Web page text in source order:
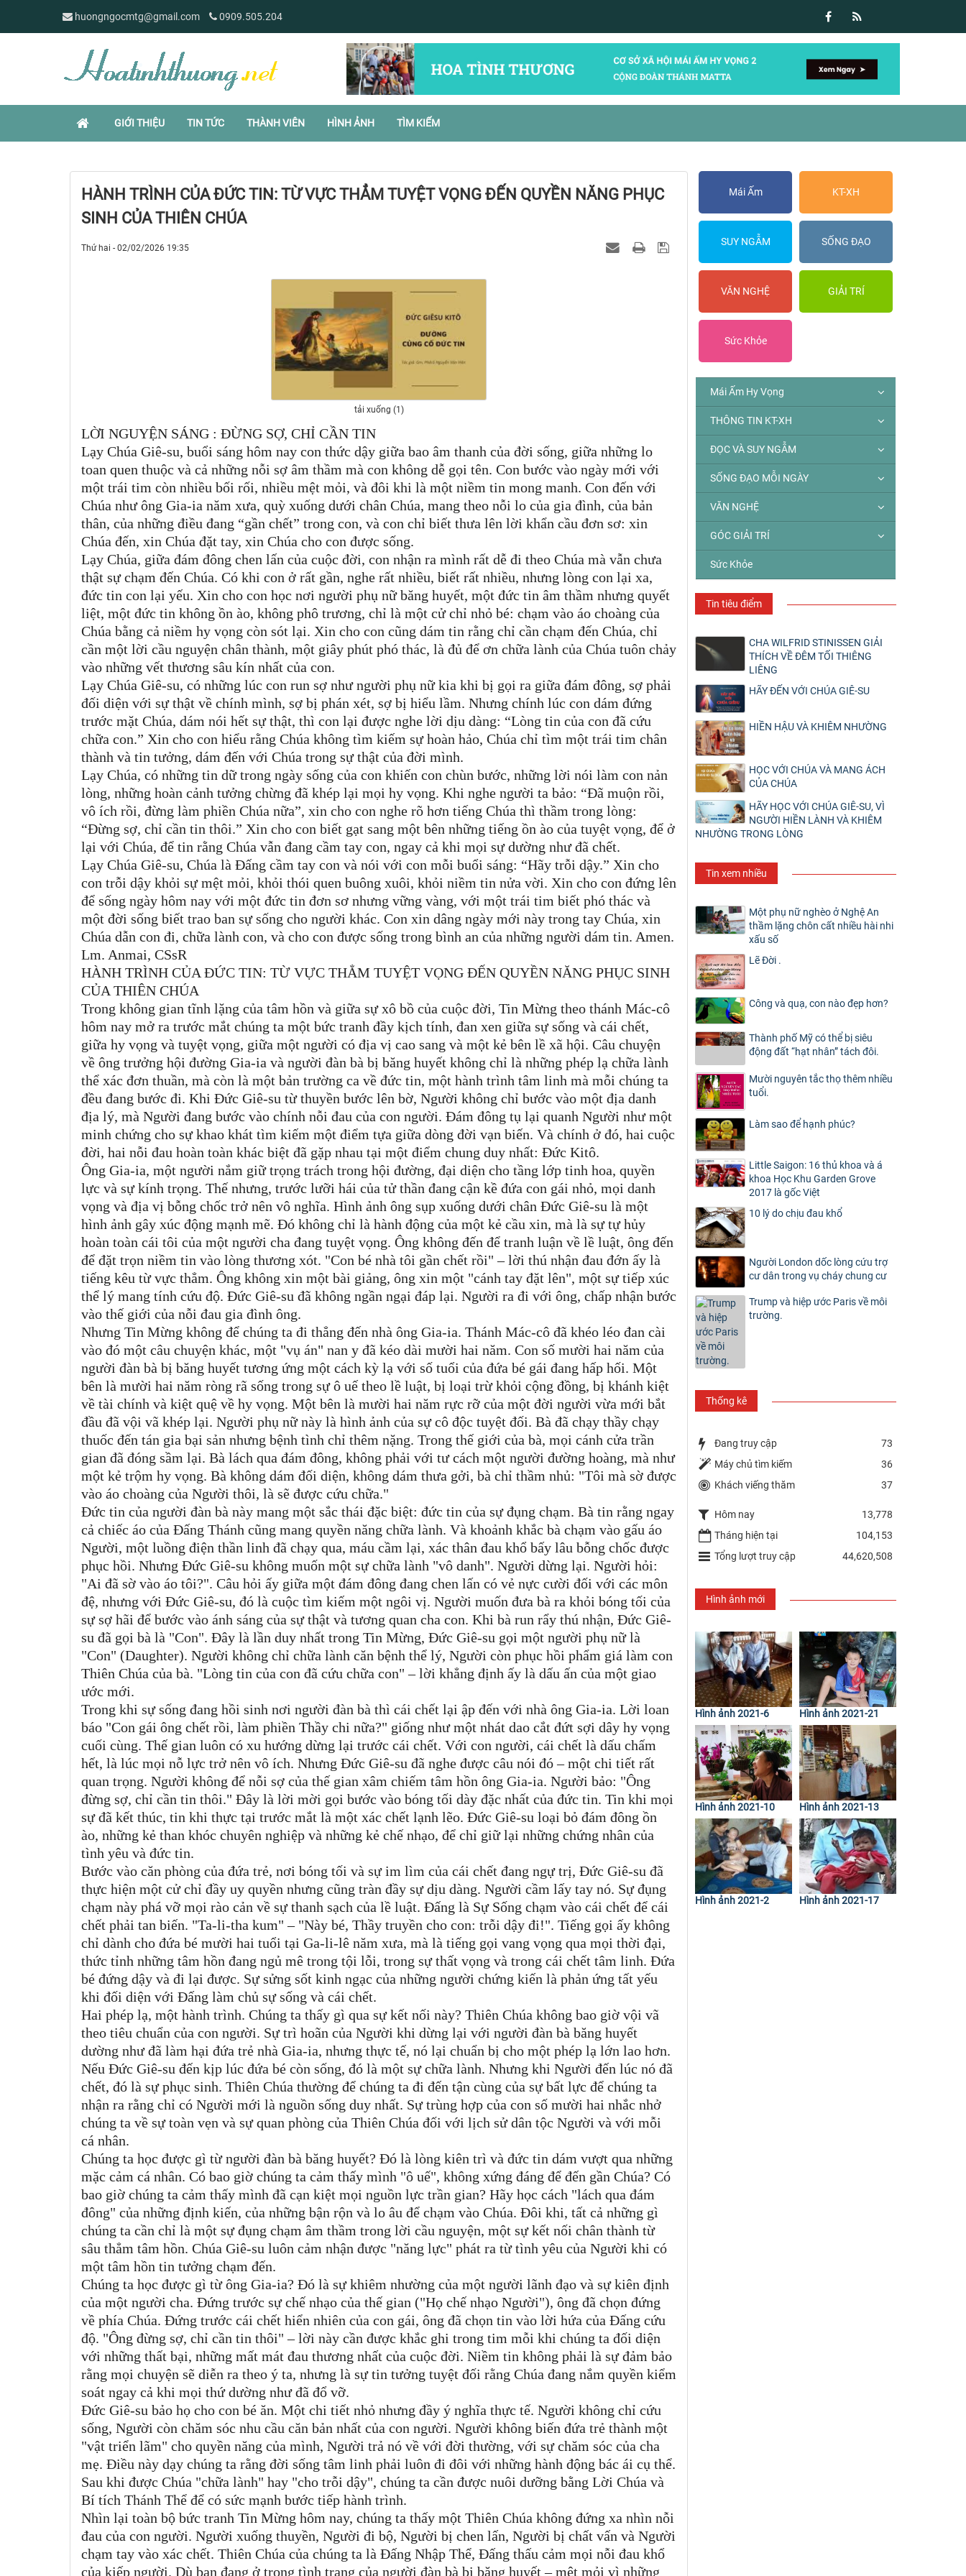
huongngocmtg@gmail.com 0909.505.204
GIỚI THIỆU TIN TỨC THÀNH VIÊN HÌNH ẢNH TÌM KIẾM
HÀNH TRÌNH CỦA ĐỨC TIN: TỪ VỰC THẲM TUYỆT VỌNG ĐẾN QUYỀN NĂNG PHỤC
SINH CỦA THIÊN CHÚA
Thứ hai - 02/02/2026 19:35
tải xuống (1)
LỜI NGUYỆN SÁNG : ĐỪNG SỢ, CHỈ CẦN TIN
Lạy Chúa Giê-su, buổi sáng hôm nay con thức dậy giữa bao âm thanh của đời sống, giữa những lo
toan quen thuộc và cả những nỗi sợ âm thầm mà con không dễ gọi tên. Con bước vào ngày mới với
một trái tim còn nhiều bối rối, nhiều mệt mỏi, và đôi khi là một niềm tin mong manh. Con đến với
Chúa như ông Gia-ia năm xưa, quỳ xuống dưới chân Chúa, mang theo nỗi lo của gia đình, của bản
thân, của những điều đang “gần chết” trong con, và con chỉ biết thưa lên lời khẩn cầu đơn sơ: xin
Chúa đến, xin Chúa đặt tay, xin Chúa cho con được sống.
Lạy Chúa, giữa đám đông chen lấn của cuộc đời, con nhận ra mình rất dễ đi theo Chúa mà vẫn chưa
thật sự chạm đến Chúa. Có khi con ở rất gần, nghe rất nhiều, biết rất nhiều, nhưng lòng con lại xa,
đức tin con lại yếu. Xin cho con học nơi người phụ nữ băng huyết, một đức tin âm thầm nhưng quyết
liệt, một đức tin không ồn ào, không phô trương, chỉ là một cử chỉ nhỏ bé: chạm vào áo choàng của
Chúa bằng cả niềm hy vọng còn sót lại. Xin cho con cũng dám tin rằng chỉ cần chạm đến Chúa, chỉ
cần một lời cầu nguyện chân thành, một giây phút phó thác, là đủ để ơn chữa lành của Chúa tuôn chảy
vào những vết thương sâu kín nhất của con.
Lạy Chúa Giê-su, có những lúc con run sợ như người phụ nữ kia khi bị gọi ra giữa đám đông, sợ phải
đối diện với sự thật về chính mình, sợ bị phán xét, sợ bị hiểu lầm. Nhưng chính lúc con dám đứng
trước mặt Chúa, dám nói hết sự thật, thì con lại được nghe lời dịu dàng: “Lòng tin của con đã cứu
chữa con.” Xin cho con hiểu rằng Chúa không tìm kiếm sự hoàn hảo, Chúa chỉ tìm một trái tim chân
thành và tin tưởng, dám đến với Chúa trong sự thật của đời mình.
Lạy Chúa, có những tin dữ trong ngày sống của con khiến con chùn bước, những lời nói làm con nản
lòng, những hoàn cảnh tưởng chừng đã khép lại mọi hy vọng. Khi nghe người ta bảo: “Đã muộn rồi,
vô ích rồi, đừng làm phiền Chúa nữa”, xin cho con nghe rõ hơn tiếng Chúa thì thầm trong lòng:
“Đừng sợ, chỉ cần tin thôi.” Xin cho con biết gạt sang một bên những tiếng ồn ào của tuyệt vọng, để ở
lại với Chúa, để tin rằng Chúa vẫn đang cầm tay con, ngay cả khi mọi sự dường như đã chết.
Lạy Chúa Giê-su, Chúa là Đấng cầm tay con và nói với con mỗi buổi sáng: “Hãy trỗi dậy.” Xin cho
con trỗi dậy khỏi sự mệt mỏi, khỏi thói quen buông xuôi, khỏi niềm tin nửa vời. Xin cho con đứng lên
để sống ngày hôm nay với một đức tin đơn sơ nhưng vững vàng, với một trái tim biết phó thác và
một đời sống biết trao ban sự sống cho người khác. Con xin dâng ngày mới này trong tay Chúa, xin
Chúa dẫn con đi, chữa lành con, và cho con được sống trong bình an của những người dám tin. Amen.
Lm. Anmai, CSsR
HÀNH TRÌNH CỦA ĐỨC TIN: TỪ VỰC THẲM TUYỆT VỌNG ĐẾN QUYỀN NĂNG PHỤC SINH
CỦA THIÊN CHÚA
Trong không gian tĩnh lặng của tâm hồn và giữa sự xô bồ của cuộc đời, Tin Mừng theo thánh Mác-cô
hôm nay mở ra trước mắt chúng ta một bức tranh đầy kịch tính, đan xen giữa sự sống và cái chết,
giữa hy vọng và tuyệt vọng, giữa một người có địa vị cao sang và một kẻ bên lề xã hội. Câu chuyện
về ông trưởng hội đường Gia-ia và người đàn bà bị băng huyết không chỉ là những phép lạ chữa lành
thể xác đơn thuần, mà còn là một bản trường ca về đức tin, một hành trình tâm linh mà mỗi chúng ta
đều đang bước đi. Khi Đức Giê-su từ thuyền bước lên bờ, Người không chỉ bước vào một địa danh
địa lý, mà Người đang bước vào chính nỗi đau của con người. Đám đông tụ lại quanh Người như một
minh chứng cho sự khao khát tìm kiếm một điểm tựa giữa dòng đời vạn biến. Và chính ở đó, hai cuộc
đời, hai nỗi đau hoàn toàn khác biệt đã gặp nhau tại một điểm chung duy nhất: Đức Kitô.
Ông Gia-ia, một người nắm giữ trọng trách trong hội đường, đại diện cho tầng lớp tinh hoa, quyền
lực và sự kính trọng. Thế nhưng, trước lưỡi hái của tử thần đang cận kề đứa con gái nhỏ, mọi danh
vọng và địa vị bỗng chốc trở nên vô nghĩa. Hình ảnh ông sụp xuống dưới chân Đức Giê-su là một
hình ảnh gây xúc động mạnh mẽ. Đó không chỉ là hành động của một kẻ cầu xin, mà là sự tự hủy
hoàn toàn cái tôi của một người cha đang tuyệt vọng. Ông không đến để tranh luận về lề luật, ông đến
để đặt trọn niềm tin vào lòng thương xót. "Con bé nhà tôi gần chết rồi" – lời thú nhận đau đớn ấy là
tiếng kêu từ vực thẳm. Ông không xin một bài giảng, ông xin một "cánh tay đặt lên", một sự tiếp xúc
thể lý mang tính cứu độ. Đức Giê-su đã không ngần ngại đáp lại. Người ra đi với ông, chấp nhận bước
vào thế giới của nỗi đau gia đình ông.
Nhưng Tin Mừng không để chúng ta đi thẳng đến nhà ông Gia-ia. Thánh Mác-cô đã khéo léo đan cài
vào đó một câu chuyện khác, một "vụ án" nan y đã kéo dài mười hai năm. Con số mười hai năm của
người đàn bà bị băng huyết tương ứng một cách kỳ lạ với số tuổi của đứa bé gái đang hấp hối. Một
bên là mười hai năm ròng rã sống trong sự ô uế theo lề luật, bị loại trừ khỏi cộng đồng, bị khánh kiệt
về tài chính và kiệt quệ về hy vọng. Một bên là mười hai năm rực rỡ của một đời người vừa mới bắt
đầu đã vội vã khép lại. Người phụ nữ này là hình ảnh của sự cô độc tuyệt đối. Bà đã chạy thầy chạy
thuốc đến tán gia bại sản nhưng bệnh tình chỉ thêm nặng. Trong thế giới của bà, mọi cánh cửa trần
gian đã đóng sầm lại. Bà lách qua đám đông, không phải với tư cách một người đường hoàng, mà như
một kẻ trộm hy vọng. Bà không dám đối diện, không dám thưa gởi, bà chỉ thầm nhủ: "Tôi mà sờ được
vào áo choàng của Người thôi, là sẽ được cứu chữa."
Đức tin của người đàn bà này mang một sắc thái đặc biệt: đức tin của sự đụng chạm. Bà tin rằng ngay
cả chiếc áo của Đấng Thánh cũng mang quyền năng chữa lành. Và khoảnh khắc bà chạm vào gấu áo
Người, một luồng điện thần linh đã chạy qua, máu cầm lại, xác thân đau khổ bấy lâu bỗng chốc được
phục hồi. Nhưng Đức Giê-su không muốn một sự chữa lành "vô danh". Người dừng lại. Người hỏi:
"Ai đã sờ vào áo tôi?". Câu hỏi ấy giữa một đám đông đang chen lấn có vẻ nực cười đối với các môn
đệ, nhưng với Đức Giê-su, đó là cuộc tìm kiếm một ngôi vị. Người muốn đưa bà ra khỏi bóng tối của
sự sợ hãi để bước vào ánh sáng của sự thật và tương quan cha con. Khi bà run rẩy thú nhận, Đức Giê-
su đã gọi bà là "Con". Đây là lần duy nhất trong Tin Mừng, Đức Giê-su gọi một người phụ nữ là
"Con" (Daughter). Người không chỉ chữa lành căn bệnh thể lý, Người còn phục hồi phẩm giá làm con
Thiên Chúa của bà. "Lòng tin của con đã cứu chữa con" – lời khẳng định ấy là dấu ấn của một giao
ước mới.
Trong khi sự sống đang hồi sinh nơi người đàn bà thì cái chết lại ập đến với nhà ông Gia-ia. Lời loan
báo "Con gái ông chết rồi, làm phiền Thầy chi nữa?" giống như một nhát dao cắt đứt sợi dây hy vọng
cuối cùng. Thế gian luôn có xu hướng dừng lại trước cái chết. Với con người, cái chết là dấu chấm
hết, là lúc mọi nỗ lực trở nên vô ích. Nhưng Đức Giê-su đã nghe được câu nói đó – một chi tiết rất
quan trọng. Người không để nỗi sợ của thế gian xâm chiếm tâm hồn ông Gia-ia. Người bảo: "Ông
đừng sợ, chỉ cần tin thôi." Đây là lời mời gọi bước vào bóng tối dày đặc nhất của đức tin. Tin khi mọi
sự đã kết thúc, tin khi thực tại trước mắt là một xác chết lạnh lẽo. Đức Giê-su loại bỏ đám đông ồn
ào, những kẻ than khóc chuyên nghiệp và những kẻ chế nhạo, để chỉ giữ lại những chứng nhân của
tình yêu và đức tin.
Bước vào căn phòng của đứa trẻ, nơi bóng tối và sự im lìm của cái chết đang ngự trị, Đức Giê-su đã
thực hiện một cử chỉ đầy uy quyền nhưng cũng tràn đầy sự dịu dàng. Người cầm lấy tay nó. Sự đụng
chạm này phá vỡ mọi rào cản về sự thanh sạch của lề luật. Đấng là Sự Sống chạm vào cái chết để cái
chết phải tan biến. "Ta-li-tha kum" – "Này bé, Thầy truyền cho con: trỗi dậy đi!". Tiếng gọi ấy không
chỉ dành cho đứa bé mười hai tuổi tại Ga-li-lê năm xưa, mà là tiếng gọi vang vọng qua mọi thời đại,
thức tỉnh những tâm hồn đang ngủ mê trong tội lỗi, trong sự thất vọng và trong cái chết tâm linh. Đứa
bé đứng dậy và đi lại được. Sự sửng sốt kinh ngạc của những người chứng kiến là phản ứng tất yếu
khi đối diện với Đấng làm chủ sự sống và cái chết.
Hai phép lạ, một hành trình. Chúng ta thấy gì qua sự kết nối này? Thiên Chúa không bao giờ vội vã
theo tiêu chuẩn của con người. Sự trì hoãn của Người khi dừng lại với người đàn bà băng huyết
dường như đã làm hại đứa trẻ nhà Gia-ia, nhưng thực tế, nó lại chuẩn bị cho một phép lạ lớn lao hơn.
Nếu Đức Giê-su đến kịp lúc đứa bé còn sống, đó là một sự chữa lành. Nhưng khi Người đến lúc nó đã
chết, đó là sự phục sinh. Thiên Chúa thường để chúng ta đi đến tận cùng của sự bất lực để chúng ta
nhận ra rằng chỉ có Người mới là nguồn sống duy nhất. Sự trùng hợp của con số mười hai nhắc nhở
chúng ta về sự toàn vẹn và sự quan phòng của Thiên Chúa đối với lịch sử dân tộc Người và với mỗi
cá nhân.
Chúng ta học được gì từ người đàn bà băng huyết? Đó là lòng kiên trì và đức tin dám vượt qua những
mặc cảm cá nhân. Có bao giờ chúng ta cảm thấy mình "ô uế", không xứng đáng để đến gần Chúa? Có
bao giờ chúng ta cảm thấy mình đã cạn kiệt mọi nguồn lực trần gian? Hãy học cách "lách qua đám
đông" của những định kiến, của những bận rộn và lo âu để chạm vào Chúa. Đôi khi, tất cả những gì
chúng ta cần chỉ là một sự đụng chạm âm thầm trong lời cầu nguyện, một sự kết nối chân thành từ
sâu thẳm tâm hồn. Chúa Giê-su luôn cảm nhận được "năng lực" phát ra từ tình yêu của Người khi có
một tâm hồn tin tưởng chạm đến.
Chúng ta học được gì từ ông Gia-ia? Đó là sự khiêm nhường của một người lãnh đạo và sự kiên định
của một người cha. Đứng trước sự chế nhạo của thế gian ("Họ chế nhạo Người"), ông đã chọn đứng
về phía Chúa. Đứng trước cái chết hiển nhiên của con gái, ông đã chọn tin vào lời hứa của Đấng cứu
độ. "Ông đừng sợ, chỉ cần tin thôi" – lời này cần được khắc ghi trong tim mỗi khi chúng ta đối diện
với những thất bại, những mất mát đau thương nhất của cuộc đời. Niềm tin không phải là sự đảm bảo
rằng mọi chuyện sẽ diễn ra theo ý ta, nhưng là sự tin tưởng tuyệt đối rằng Chúa đang nắm quyền kiểm
soát ngay cả khi mọi thứ dường như đã đổ vỡ.
Đức Giê-su bảo họ cho con bé ăn. Một chi tiết nhỏ nhưng đầy ý nghĩa thực tế. Người không chỉ cứu
sống, Người còn chăm sóc nhu cầu căn bản nhất của con người. Người không biến đứa trẻ thành một
"vật triển lãm" cho quyền năng của mình, Người trả nó về với đời thường, với sự chăm sóc của cha
mẹ. Điều này dạy chúng ta rằng đời sống tâm linh phải luôn đi đôi với những hành động bác ái cụ thể.
Sau khi được Chúa "chữa lành" hay "cho trỗi dậy", chúng ta cần được nuôi dưỡng bằng Lời Chúa và
Bí tích Thánh Thể để có sức mạnh bước tiếp hành trình.
Nhìn lại toàn bộ bức tranh Tin Mừng hôm nay, chúng ta thấy một Thiên Chúa không đứng xa nhìn nỗi
đau của con người. Người xuống thuyền, Người đi bộ, Người bị chen lấn, Người bị chất vấn và Người
chạm tay vào xác chết. Thiên Chúa của chúng ta là Đấng Nhập Thể, Đấng thấu cảm mọi nỗi đau khổ
của kiếp người. Dù bạn đang ở trong tình trạng của người đàn bà bị băng huyết – mệt mỏi vì những
Mái Ấm KT-XH
SUY NGẪM SỐNG ĐẠO
VĂN NGHỆ GIẢI TRÍ
Sức Khỏe
Mái Ấm Hy Vọng
THÔNG TIN KT-XH
ĐỌC VÀ SUY NGẪM
SỐNG ĐẠO MỖI NGÀY
VĂN NGHỆ
GÓC GIẢI TRÍ
Sức Khỏe
Tin tiêu điểm
CHA WILFRID STINISSEN GIẢI
THÍCH VỀ ĐÊM TỐI THIÊNG
LIÊNG
HÃY ĐẾN VỚI CHÚA GIÊ-SU
HIỀN HẬU VÀ KHIÊM NHƯỜNG
HỌC VỚI CHÚA VÀ MANG ÁCH
CỦA CHÚA
HÃY HỌC VỚI CHÚA GIÊ-SU, VÌ
NGƯỜI HIỀN LÀNH VÀ KHIÊM
NHƯỜNG TRONG LÒNG
Tin xem nhiều
Một phụ nữ nghèo ở Nghệ An
thầm lặng chôn cất nhiều hài nhi
xấu số
Lẽ Đời .
Công và quạ, con nào đẹp hơn?
Thành phố Mỹ có thể bị siêu
động đất “hạt nhân” tách đôi.
Mười nguyên tắc thọ thêm nhiều
tuổi.
Làm sao để hạnh phúc?
Little Saigon: 16 thủ khoa và á
khoa Học Khu Garden Grove
2017 là gốc Việt
10 lý do chịu đau khổ
Người London dốc lòng cứu trợ
cư dân trong vụ cháy chung cư
Trump và hiệp ước Paris về môi
trường.
Thống kê
Đang truy cập
73
Máy chủ tìm kiếm
36
Khách viếng thăm
37
Hôm nay
13,778
Tháng hiện tại
104,153
Tổng lượt truy cập
44,620,508
Hình ảnh mới
Hình ảnh 2021-6 Hình ảnh 2021-21
Hình ảnh 2021-10 Hình ảnh 2021-13
Hình ảnh 2021-2 Hình ảnh 2021-17